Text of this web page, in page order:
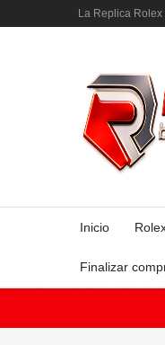
La Replica
Inicio
Finalizar